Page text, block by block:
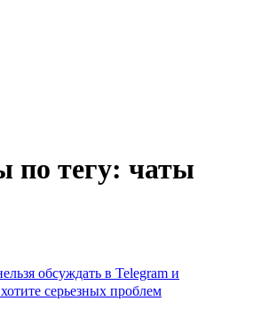
по тегу: чаты
обсуждать в Telegram и
серьезных проблем